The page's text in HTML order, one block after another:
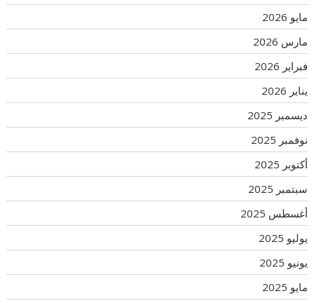
مايو 2026
مارس 2026
فبراير 2026
يناير 2026
ديسمبر 2025
نوفمبر 2025
أكتوبر 2025
سبتمبر 2025
أغسطس 2025
يوليو 2025
يونيو 2025
مايو 2025